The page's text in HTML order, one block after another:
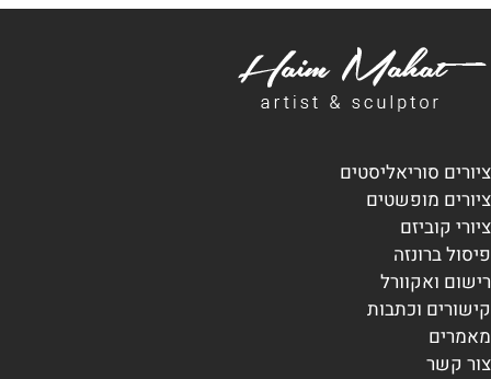
ציורים סוריאליסטים
ציורים מופשטים
ציורי קוביזם
פיסול ברונזה
רישום ואקוורל
קישורים וכתבות
מאמרים
צור קשר